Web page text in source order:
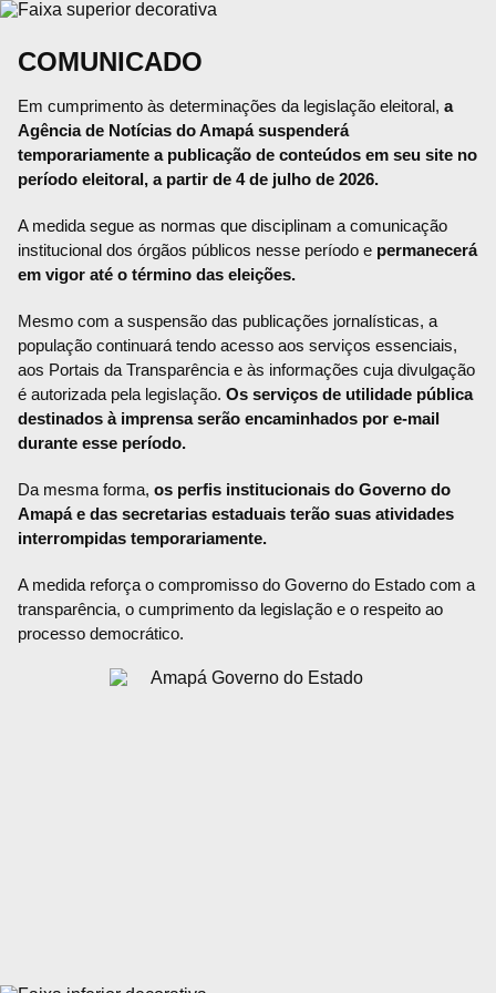
COMUNICADO
Em cumprimento às determinações da legislação eleitoral, a
Agência de Notícias do Amapá suspenderá
temporariamente a publicação de conteúdos em seu site no
período eleitoral, a partir de 4 de julho de 2026.
A medida segue as normas que disciplinam a comunicação
institucional dos órgãos públicos nesse período e permanecerá
em vigor até o término das eleições.
Mesmo com a suspensão das publicações jornalísticas, a
população continuará tendo acesso aos serviços essenciais,
aos Portais da Transparência e às informações cuja divulgação
é autorizada pela legislação. Os serviços de utilidade pública
destinados à imprensa serão encaminhados por e-mail
durante esse período.
Da mesma forma, os perfis institucionais do Governo do
Amapá e das secretarias estaduais terão suas atividades
interrompidas temporariamente.
A medida reforça o compromisso do Governo do Estado com a
transparência, o cumprimento da legislação e o respeito ao
processo democrático.